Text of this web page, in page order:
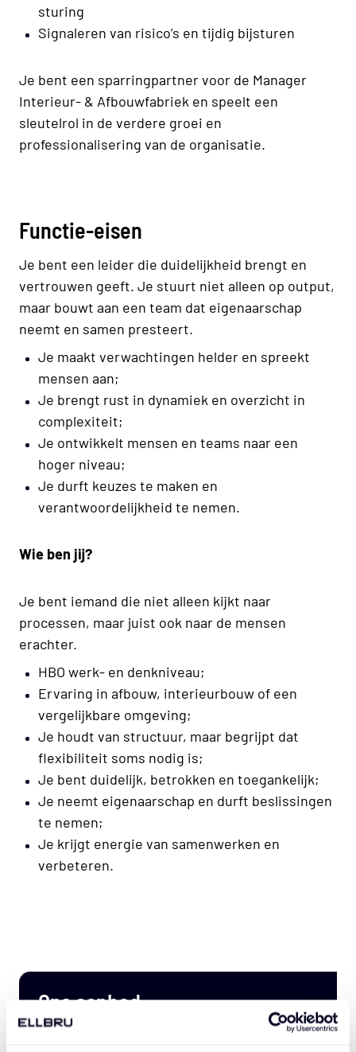
sturing
Signaleren van risico’s en tijdig bijsturen
Je bent een sparringpartner voor de Manager
Interieur- & Afbouwfabriek en speelt een
sleutelrol in de verdere groei en
professionalisering van de organisatie.
Functie-eisen
Je bent een leider die duidelijkheid brengt en
vertrouwen geeft. Je stuurt niet alleen op output,
maar bouwt aan een team dat eigenaarschap
neemt en samen presteert.
Je maakt verwachtingen helder en spreekt
mensen aan;
Je brengt rust in dynamiek en overzicht in
complexiteit;
Je ontwikkelt mensen en teams naar een
hoger niveau;
Je durft keuzes te maken en
verantwoordelijkheid te nemen.
Wie ben jij?
Je bent iemand die niet alleen kijkt naar
processen, maar juist ook naar de mensen
erachter.
HBO werk- en denkniveau;
Ervaring in afbouw, interieurbouw of een
vergelijkbare omgeving;
Je houdt van structuur, maar begrijpt dat
flexibiliteit soms nodig is;
Je bent duidelijk, betrokken en toegankelijk;
Je neemt eigenaarschap en durft beslissingen
te nemen;
Je krijgt energie van samenwerken en
verbeteren.
Ons aanbod
Een veelzijdige functie binnen een